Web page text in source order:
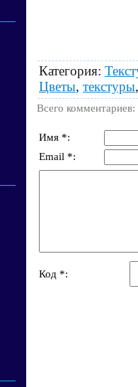
Категория:
Цветы, текстуры
Всего комментариев:
Имя *:
Email *:
Код *: